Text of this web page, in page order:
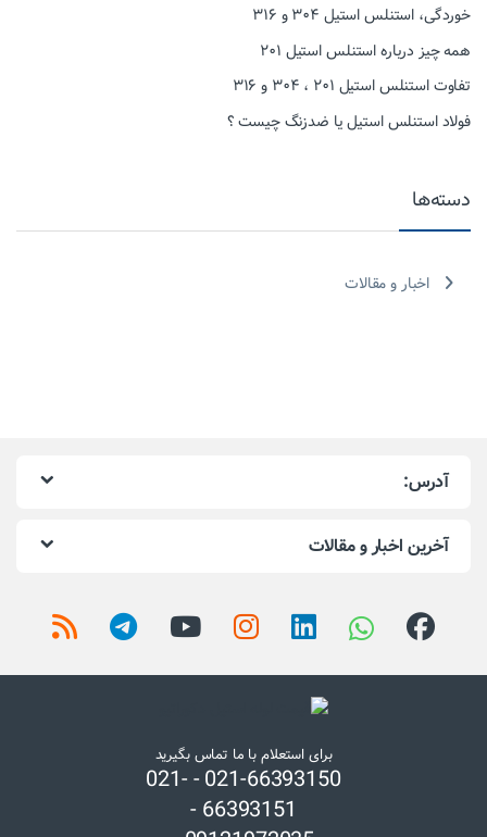
خوردگی، استنلس استیل ۳۰۴ و ۳۱۶
همه چیز درباره استنلس استیل ۲۰۱
تفاوت استنلس استیل ۲۰۱ ، ۳۰۴ و ۳۱۶
فولاد استنلس استیل یا ضدزنگ چیست ؟
دسته‌ها
اخبار و مقالات
آدرس:
آخرین اخبار و مقالات
برای استعلام با ما تماس بگیرید
021-66393150 - 021-
66393151 -